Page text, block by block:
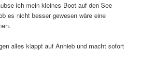
ich mein kleines Boot auf den See
es nicht besser gewesen wäre eine
alles klappt auf Anhieb und macht sofort